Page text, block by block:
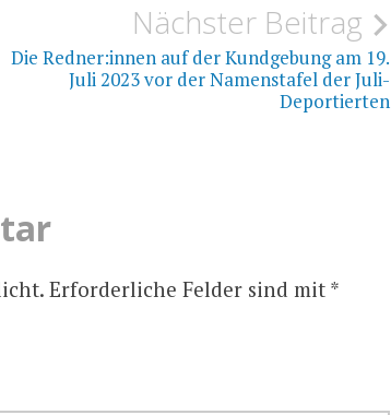
Nächster Beitrag
Die Redner:innen auf der Kundgebung am 19.
Juli 2023 vor der Namenstafel der Juli-
Deportierten
Erforderliche Felder sind mit *